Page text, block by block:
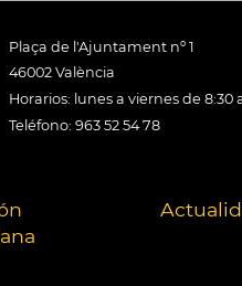
Plaça de l'Ajuntament nº 1
46002 València
Horarios: lunes a viernes de 8:30
Teléfono: 963 52 54 78